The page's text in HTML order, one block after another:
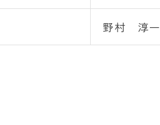
野村 淳一